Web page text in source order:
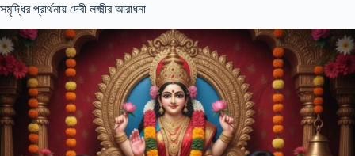
সমৃদ্ধির প্রার্থনায় দেবী লক্ষ্মীর আরাধনা